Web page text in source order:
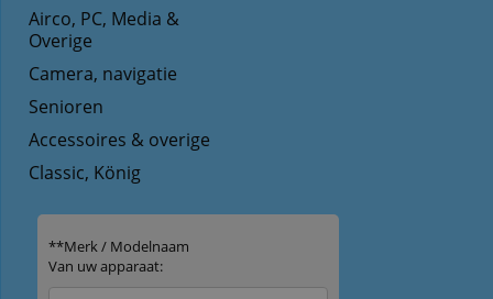
Airco, PC, Media &
Overige
Camera, navigatie
Senioren
Accessoires & overige
Classic, König